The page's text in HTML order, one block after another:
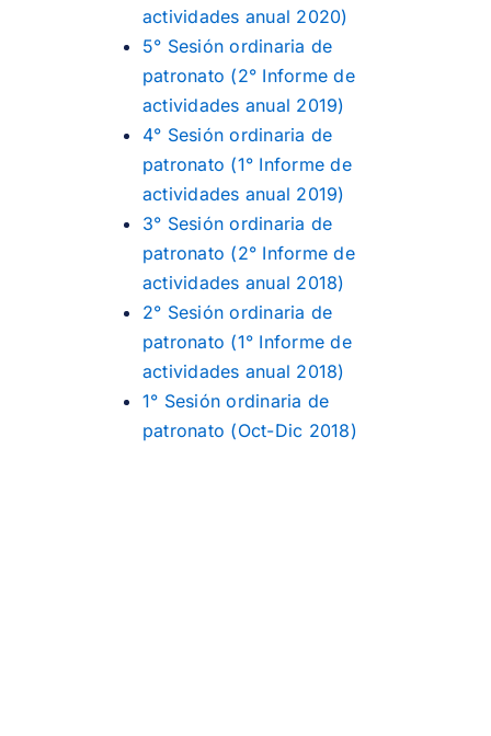
actividades anual 2020)
5° Sesión ordinaria de
patronato (2° Informe de
actividades anual 2019)
4° Sesión ordinaria de
patronato (1° Informe de
actividades anual 2019)
3° Sesión ordinaria de
patronato (2° Informe de
actividades anual 2018)
2° Sesión ordinaria de
patronato (1° Informe de
actividades anual 2018)
1° Sesión ordinaria de
patronato (Oct-Dic 2018)